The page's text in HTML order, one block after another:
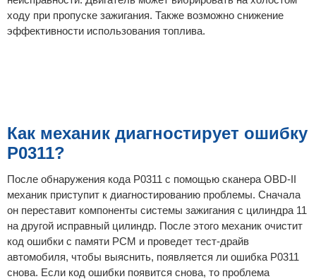
ходу при пропуске зажигания. Также возможно снижение
эффективности использования топлива.
Как механик диагностирует ошибку
P0311?
После обнаружения кода P0311 с помощью сканера OBD-II
механик приступит к диагностированию проблемы. Сначала
он переставит компоненты системы зажигания с цилиндра 11
на другой исправный цилиндр. После этого механик очистит
код ошибки с памяти PCM и проведет тест-драйв
автомобиля, чтобы выяснить, появляется ли ошибка P0311
снова. Если код ошибки появится снова, то проблема